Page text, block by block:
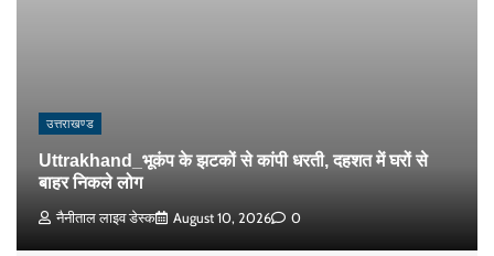
उत्तराखण्ड
Uttrakhand_भूकंप के झटकों से कांपी धरती, दहशत में घरों से
बाहर निकले लोग
नैनीताल लाइव डेस्क August 10, 2026 0